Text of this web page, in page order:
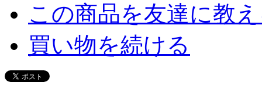
この商品を友達に教
買い物を続ける